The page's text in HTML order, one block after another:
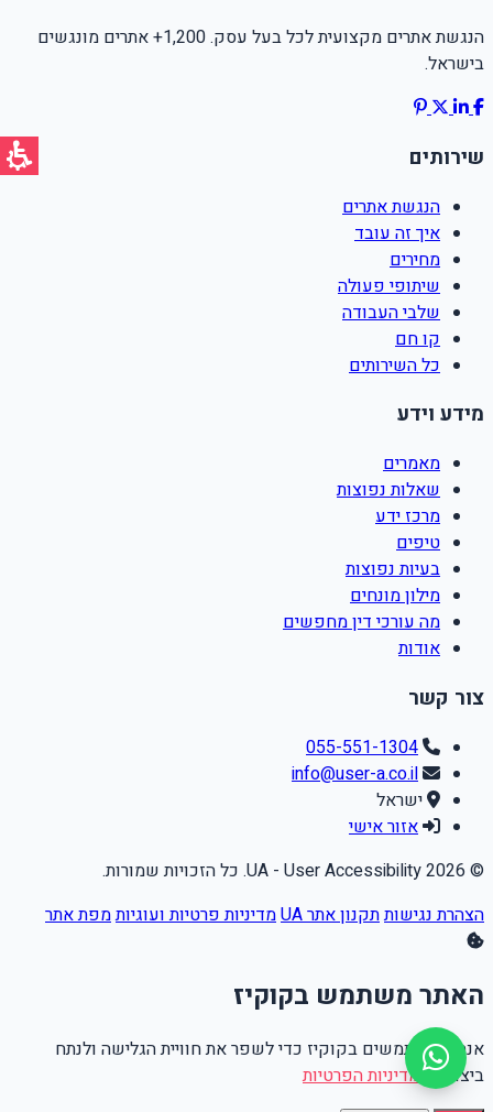
הנגשת אתרים מקצועית לכל בעל עסק. 1,200+ אתרים מונגשים
בישראל.
שירותים
הנגשת אתרים
איך זה עובד
מחירים
שיתופי פעולה
שלבי העבודה
קו חם
כל השירותים
מידע וידע
מאמרים
שאלות נפוצות
מרכז ידע
טיפים
בעיות נפוצות
מילון מונחים
מה עורכי דין מחפשים
אודות
צור קשר
055-551-1304
info@user-a.co.il
ישראל
אזור אישי
© 2026 UA - User Accessibility. כל הזכויות שמורות.
הצהרת נגישותתקנון אתר UA מדיניות פרטיות ועוגיותמפת אתר
האתר משתמש בקוקיז
אנחנו משתמשים בקוקיז כדי לשפר את חוויית הגלישה ולנתח
ביצועים.מדיניות הפרטיות